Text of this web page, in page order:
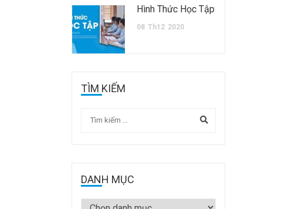
Hình Thức Học Tập
08 Th12 2020
TÌM KIẾM
DANH MỤC